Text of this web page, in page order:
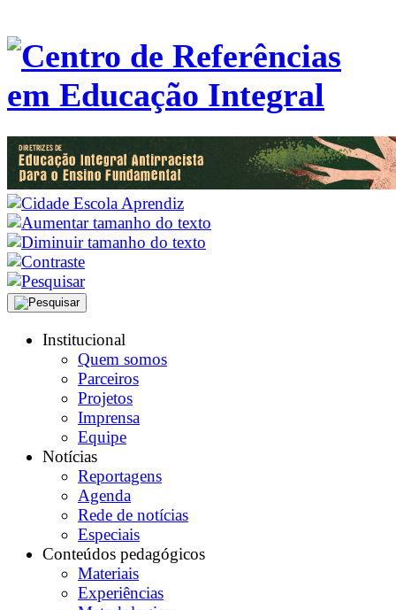
Institucional
Quem somos
Parceiros
Projetos
Imprensa
Equipe
Notícias
Reportagens
Agenda
Rede de notícias
Especiais
Conteúdos pedagógicos
Materiais
Experiências